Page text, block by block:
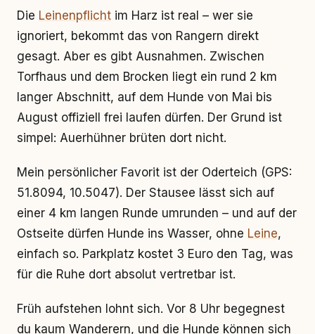
Die Leinenpflicht im Harz ist real – wer sie
ignoriert, bekommt das von Rangern direkt
gesagt. Aber es gibt Ausnahmen. Zwischen
Torfhaus und dem Brocken liegt ein rund 2 km
langer Abschnitt, auf dem Hunde von Mai bis
August offiziell frei laufen dürfen. Der Grund ist
simpel: Auerhühner brüten dort nicht.
Mein persönlicher Favorit ist der Oderteich (GPS:
51.8094, 10.5047). Der Stausee lässt sich auf
einer 4 km langen Runde umrunden – und auf der
Ostseite dürfen Hunde ins Wasser, ohne Leine,
einfach so. Parkplatz kostet 3 Euro den Tag, was
für die Ruhe dort absolut vertretbar ist.
Früh aufstehen lohnt sich. Vor 8 Uhr begegnest
du kaum Wanderern, und die Hunde können sich